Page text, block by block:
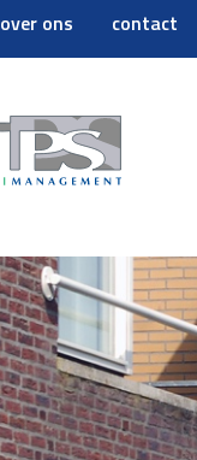
over ons contact